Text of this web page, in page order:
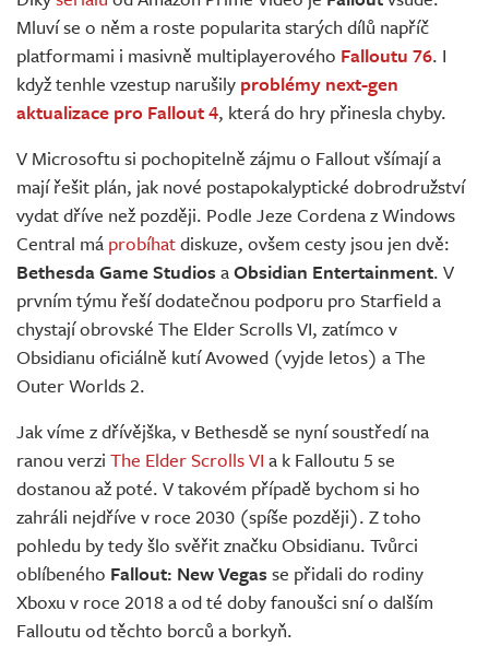
Živě
Mluví se o něm a roste popularita starých dílů napříč
platformami i masivně multiplayerového Falloutu 76. I
když tenhle vzestup narušily problémy next-gen
aktualizace pro Fallout 4, která do hry přinesla chyby.
V Microsoftu si pochopitelně zájmu o Fallout všímají a
mají řešit plán, jak nové postapokalyptické dobrodružství
vydat dříve než později. Podle Jeze Cordena z Windows
Central má probíhatdiskuze, ovšem cesty jsou jen dvě:
Bethesda Game Studios aObsidian Entertainment. V
prvním týmu řeší dodatečnou podporu pro Starfield a
chystají obrovské The Elder Scrolls VI, zatímco v
Obsidianu oficiálně kutí Avowed (vyjde letos) a The
Outer Worlds 2.
Jak víme z dřívějška, v Bethesdě se nyní soustředí na
ranou verzi The Elder Scrolls VI a k Falloutu 5 se
dostanou až poté. V takovém případě bychom si ho
zahráli nejdříve v roce 2030 (spíše později). Z toho
pohledu by tedy šlo svěřit značku Obsidianu. Tvůrci
oblíbeného Fallout: New Vegas se přidali do rodiny
Xboxu v roce 2018 a od té doby fanoušci sní o dalším
Falloutu od těchto borců a borkyň.